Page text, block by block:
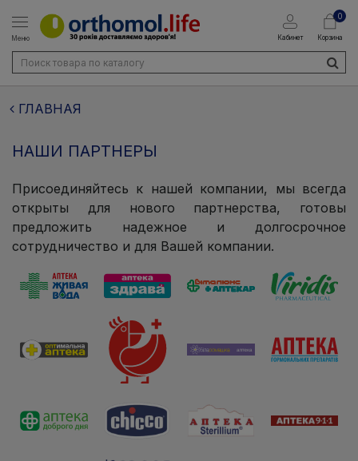
Меню Кабинет
0
Корзина
ГЛАВНАЯ
НАШИ ПАРТНЕРЫ
Присоединяйтесь к нашей компании, мы всегда
открыты для нового партнерства, готовы
предложить надежное и долгосрочное
сотрудничество и для Вашей компании.